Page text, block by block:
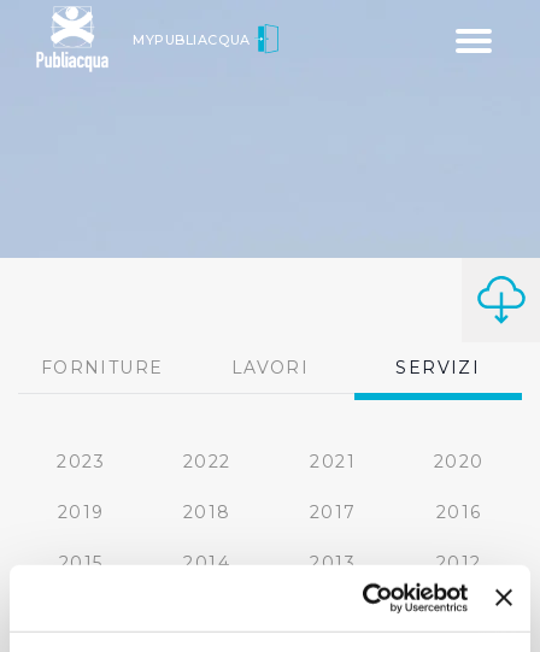
Toggle
MYPUBLIACQUA
FORNITURE LAVORI SERVIZI
2023 2022 2021 2020
2019 2018 2017 2016
2015 2014 2013 2012
2008